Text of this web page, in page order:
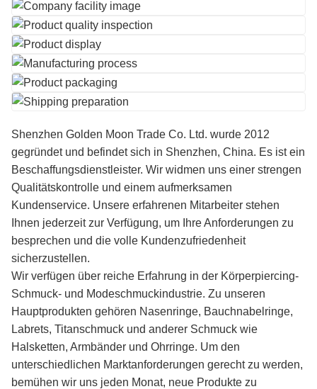
Shenzhen Golden Moon Trade Co. Ltd. wurde 2012
gegründet und befindet sich in Shenzhen, China. Es ist ein
Beschaffungsdienstleister. Wir widmen uns einer strengen
Qualitätskontrolle und einem aufmerksamen
Kundenservice. Unsere erfahrenen Mitarbeiter stehen
Ihnen jederzeit zur Verfügung, um Ihre Anforderungen zu
besprechen und die volle Kundenzufriedenheit
sicherzustellen.
Wir verfügen über reiche Erfahrung in der Körperpiercing-
Schmuck- und Modeschmuckindustrie. Zu unseren
Hauptprodukten gehören Nasenringe, Bauchnabelringe,
Labrets, Titanschmuck und anderer Schmuck wie
Halsketten, Armbänder und Ohrringe. Um den
unterschiedlichen Marktanforderungen gerecht zu werden,
bemühen wir uns jeden Monat, neue Produkte zu